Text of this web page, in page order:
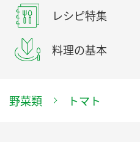
レシピ特集
料理の基本
野菜類 トマト